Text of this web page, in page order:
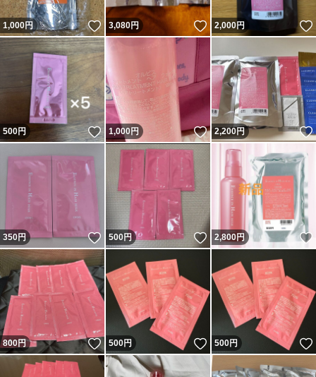
1,000円 いいね！
3,080円 いいね！
2,000円
500円 いいね！
1,000円 いいね！
2,200円
350円 いいね！
500円 いいね！
2,800円
800円 いいね！
500円 いいね！
500円